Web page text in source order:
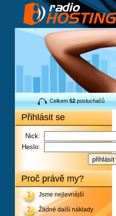
Celkem52posluchačů
Přihlásit se
Nick:
Heslo:
Proč právě my?
1. Jsme nejlevnější
2. Žádné další náklady